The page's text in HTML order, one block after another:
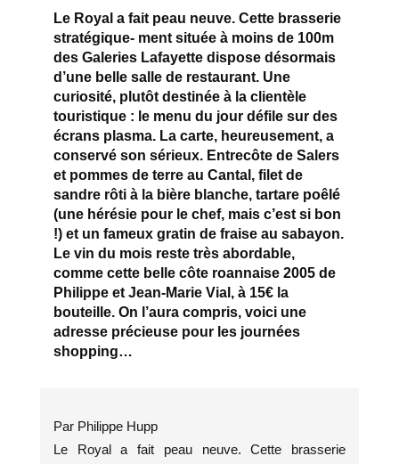
Le Royal a fait peau neuve. Cette brasserie
stratégique- ment située à moins de 100m
des Galeries Lafayette dispose désormais
d’une belle salle de restaurant. Une
curiosité, plutôt destinée à la clientèle
touristique : le menu du jour défile sur des
écrans plasma. La carte, heureusement, a
conservé son sérieux. Entrecôte de Salers
et pommes de terre au Cantal, filet de
sandre rôti à la bière blanche, tartare poêlé
(une hérésie pour le chef, mais c’est si bon
!) et un fameux gratin de fraise au sabayon.
Le vin du mois reste très abordable,
comme cette belle côte roannaise 2005 de
Philippe et Jean-Marie Vial, à 15€ la
bouteille. On l’aura compris, voici une
adresse précieuse pour les journées
shopping…
Par Philippe Hupp
Le Royal a fait peau neuve. Cette brasserie